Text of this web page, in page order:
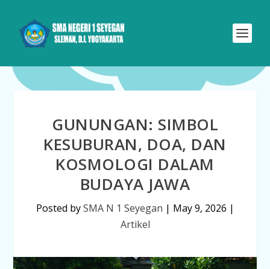
GUNUNGAN: SIMBOL
KESUBURAN, DOA, DAN
KOSMOLOGI DALAM
BUDAYA JAWA
Posted bySMA N 1 Seyegan | May 9, 2026 |
Artikel